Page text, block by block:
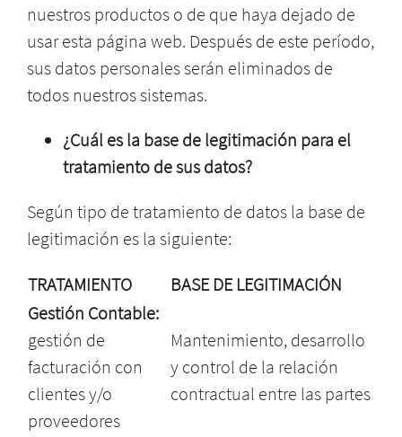
nuestros productos o de que haya dejado de
usar esta página web. Después de este período,
sus datos personales serán eliminados de
todos nuestros sistemas.
¿Cuál es la base de legitimación para el
tratamiento de sus datos?
Según tipo de tratamiento de datos la base de
legitimación es la siguiente:
TRATAMIENTO
BASE DE LEGITIMACIÓN
Gestión Contable:
gestión de
facturación con
clientes y/o
proveedores
Mantenimiento, desarrollo
y control de la relación
contractual entre las partes